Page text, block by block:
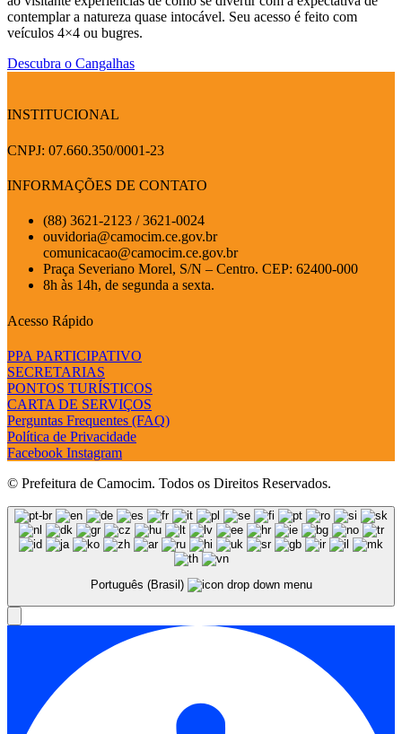
contemplar a natureza quase intocável. Seu acesso é feito com
veículos 4×4 ou bugres.
Descubra o Cangalhas
INSTITUCIONAL
CNPJ: 07.660.350/0001-23
INFORMAÇÕES DE CONTATO
(88) 3621-2123 / 3621-0024
ouvidoria@camocim.ce.gov.br
comunicacao@camocim.ce.gov.br
Praça Severiano Morel, S/N – Centro. CEP: 62400-000
8h às 14h, de segunda a sexta.
Acesso Rápido
PPA PARTICIPATIVO
SECRETARIAS
PONTOS TURÍSTICOS
CARTA DE SERVIÇOS
Perguntas Frequentes (FAQ)
Política de Privacidade
Facebook Instagram
© Prefeitura de Camocim. Todos os Direitos Reservados.
Português (Brasil)